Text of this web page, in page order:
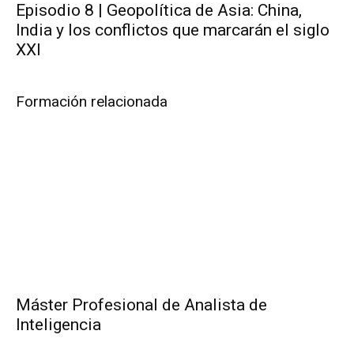
Episodio 8 | Geopolítica de Asia: China,
India y los conflictos que marcarán el siglo
XXI
Formación relacionada
Máster Profesional de Analista de
Inteligencia